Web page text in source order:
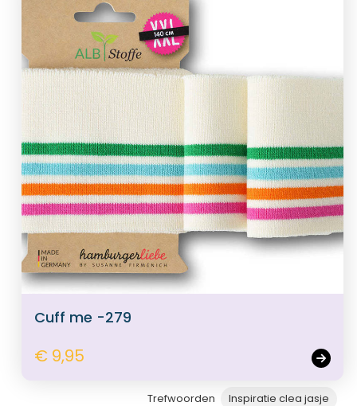
Cuff me -279
€ 9,95
Trefwoorden Inspiratie clea jasje